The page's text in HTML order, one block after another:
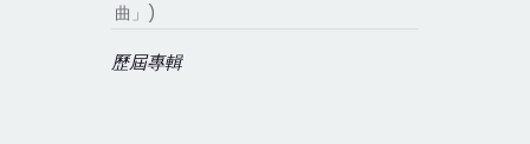
曲」)
歷屆專輯